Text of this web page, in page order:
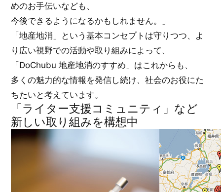
めのお手伝いなども、
今後できるようになるかもしれません。」
「地産地消」という基本コンセプトは守りつつ、よ
り広い視野での活動や取り組みによって、
「DoChubu 地産地消のすすめ」はこれからも、
多くの魅力的な情報を発信し続け、社会のお役にた
ちたいと考えています。
「ライター支援コミュニティ」など
新しい取り組みを構想中